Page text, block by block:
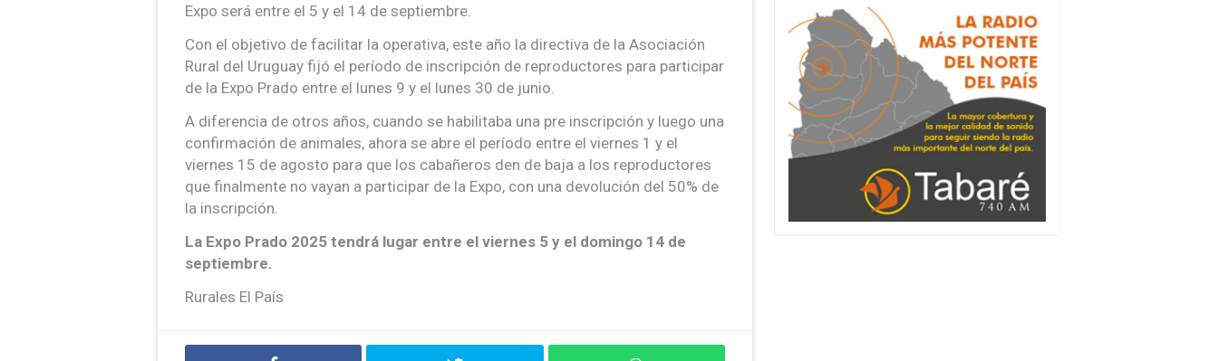
Expo será entre el 5 y el 14 de septiembre.
Con el objetivo de facilitar la operativa, este año la directiva de la Asociación
Rural del Uruguay fijó el período de inscripción de reproductores para participar
de la Expo Prado entre el lunes 9 y el lunes 30 de junio.
A diferencia de otros años, cuando se habilitaba una pre inscripción y luego una
confirmación de animales, ahora se abre el período entre el viernes 1 y el
viernes 15 de agosto para que los cabañeros den de baja a los reproductores
que finalmente no vayan a participar de la Expo, con una devolución del 50% de
la inscripción.
La Expo Prado 2025 tendrá lugar entre el viernes 5 y el domingo 14 de
septiembre.
Rurales El País